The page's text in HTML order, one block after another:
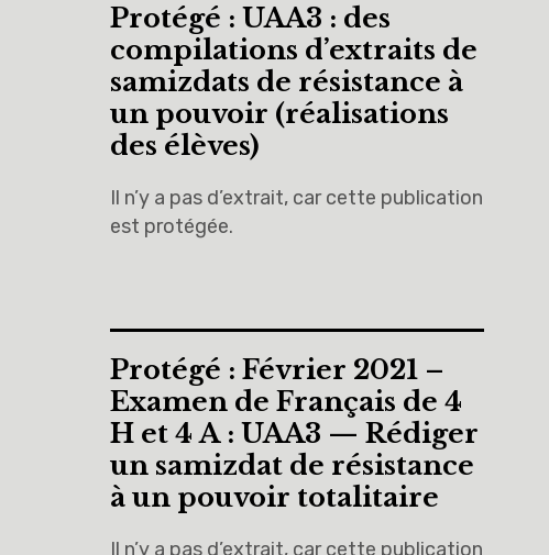
Protégé : UAA3 : des
compilations d’extraits de
samizdats de résistance à
un pouvoir (réalisations
des élèves)
Il n’y a pas d’extrait, car cette publication
est protégée.
Protégé : Février 2021 –
Examen de Français de 4
H et 4 A : UAA3 — Rédiger
un samizdat de résistance
à un pouvoir totalitaire
Il n’y a pas d’extrait, car cette publication